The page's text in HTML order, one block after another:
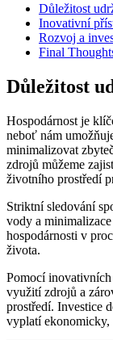
Důležitost
Inovativní
Rozvoj a
Final
Důležitost
Hospodárnost je
neboť nám
minimalizovat
zdrojů můžeme
životního prostředí
Striktní sledování
vody a
hospodárnosti v
života.
Pomocí
využití zdrojů a
prostředí. Investice
vyplatí ekonomicky,